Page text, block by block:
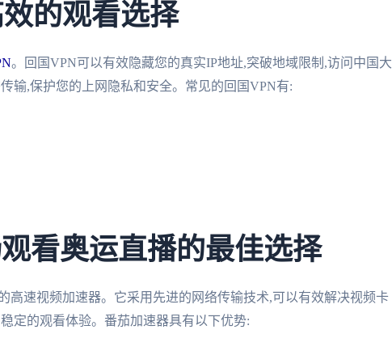
的观看选择
。回国VPN可以有效隐藏您的真实IP地址,突破地域限制,访问中国大
输,保护您的上网隐私和安全。常见的回国VPN有:
看奥运直播的最佳选择
高速视频加速器。它采用先进的网络传输技术,可以有效解决视频卡
定的观看体验。番茄加速器具有以下优势: